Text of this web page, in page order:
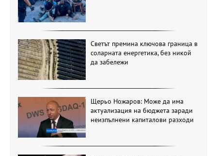
Светът премина ключова граница в
соларната енергетика, без никой
да забележи
Щерьо Ножаров: Може да има
актуализация на бюджета заради
неизпълнени капиталови разходи